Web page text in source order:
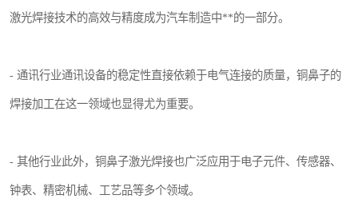
激光焊接技术的高效与精度成为汽车制造中**的一部分。
- 通讯行业通讯设备的稳定性直接依赖于电气连接的质量，铜鼻子的
焊接加工在这一领域也显得尤为重要。
- 其他行业此外，铜鼻子激光焊接也广泛应用于电子元件、传感器、
钟表、精密机械、工艺品等多个领域。